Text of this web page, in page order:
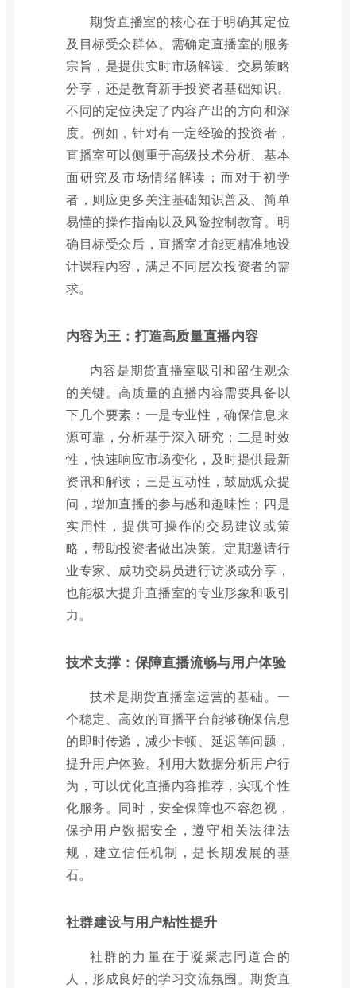
期货直播室的核心在于明确其定位
及目标受众群体。需确定直播室的服务
宗旨，是提供实时市场解读、交易策略
分享，还是教育新手投资者基础知识。
不同的定位决定了内容产出的方向和深
度。例如，针对有一定经验的投资者，
直播室可以侧重于高级技术分析、基本
面研究及市场情绪解读；而对于初学
者，则应更多关注基础知识普及、简单
易懂的操作指南以及风险控制教育。明
确目标受众后，直播室才能更精准地设
计课程内容，满足不同层次投资者的需
求。
内容为王：打造高质量直播内容
内容是期货直播室吸引和留住观众
的关键。高质量的直播内容需要具备以
下几个要素：一是专业性，确保信息来
源可靠，分析基于深入研究；二是时效
性，快速响应市场变化，及时提供最新
资讯和解读；三是互动性，鼓励观众提
问，增加直播的参与感和趣味性；四是
实用性，提供可操作的交易建议或策
略，帮助投资者做出决策。定期邀请行
业专家、成功交易员进行访谈或分享，
也能极大提升直播室的专业形象和吸引
力。
技术支撑：保障直播流畅与用户体验
技术是期货直播室运营的基础。一
个稳定、高效的直播平台能够确保信息
的即时传递，减少卡顿、延迟等问题，
提升用户体验。利用大数据分析用户行
为，可以优化直播内容推荐，实现个性
化服务。同时，安全保障也不容忽视，
保护用户数据安全，遵守相关法律法
规，建立信任机制，是长期发展的基
石。
社群建设与用户粘性提升
社群的力量在于凝聚志同道合的
人，形成良好的学习交流氛围。期货直